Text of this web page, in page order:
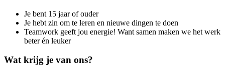
Je bent 15 jaar of ouder
Je hebt zin om te leren en nieuwe dingen te doen
Teamwork geeft jou energie! Want samen maken we het werk
beter én leuker
Wat krijg je van ons?